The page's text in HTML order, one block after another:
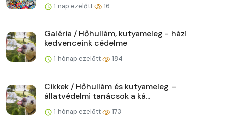
1 nap ezelőtt 16
Galéria / Hőhullám, kutyameleg - házi
kedvenceink cédelme
1 hónap ezelőtt 184
Cikkek / Hőhullám és kutyameleg –
állatvédelmi tanácsok a ká...
1 hónap ezelőtt 173